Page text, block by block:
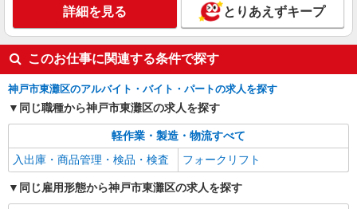
おもちゃ・玩具の袋詰め・検品など
時給1,400円以上＋交通費全額支給 ※夜勤は時
給1,750円以上（深夜手当含む） ◆月収例
246,400円 （日勤シフト10時〜19時 週5日勤務の
場合） 時給1,400円×8h×22日勤務
兵庫県神戸市東灘区 ★上記以外にも多数派遣
先有
キープ
派遣社員
LAPI-Staff株式会社 関西エリア/軽作業
おもちゃ・玩具の袋詰め・検品など
時給1,400円以上＋交通費全額支給 ※夜勤は時
詳細を見る とりあえずキープ
このお仕事に関連する条件で探す
神戸市東灘区のアルバイト・バイト・パートの求人を探す
同じ職種から神戸市東灘区の求人を探す
軽作業・製造・物流すべて
入出庫・商品管理・検品・検査
フォークリフト
同じ雇用形態から神戸市東灘区の求人を探す